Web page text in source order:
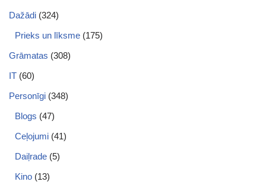
Dažādi (324)
Prieks un līksme (175)
Grāmatas (308)
IT (60)
Personīgi (348)
Blogs (47)
Ceļojumi (41)
Daiļrade (5)
Kino (13)